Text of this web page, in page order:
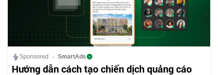
Sponsored SmartAds
Hướng dẫn cách tạo chiến dịch quảng cáo